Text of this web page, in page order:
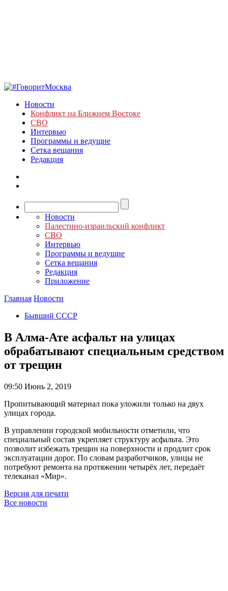
Новости
Конфликт на Ближнем Востоке
СВО
Интервью
Программы и ведущие
Сетка вещания
Редакция
Новости
Палестино-израильский конфликт
СВО
Интервью
Программы и ведущие
Сетка вещания
Редакция
Приложение
Главная Новости
Бывший СССР
В Алма-Ате асфальт на улицах
обрабатывают специальным средством
от трещин
09:50 Июнь 2, 2019
Пропитывающий материал пока уложили только на двух
улицах города.
В управлении городской мобильности отметили, что
специальный состав укрепляет структуру асфальта. Это
позволит избежать трещин на поверхности и продлит срок
эксплуатации дорог. По словам разработчиков, улицы не
потребуют ремонта на протяжении четырёх лет, передаёт
телеканал «Мир».
Версия для печати
Все новости